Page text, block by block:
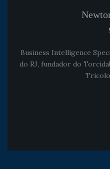
Business Intelligence
do RJ, fundador do